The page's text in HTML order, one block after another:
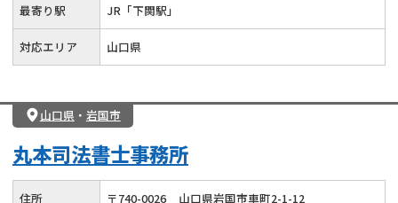
最寄り駅 JR「下関駅」
対応エリア 山口県
山口県 ・ 岩国市
丸本司法書士事務所
住所 〒740-0026 山口県岩国市車町2-1-12